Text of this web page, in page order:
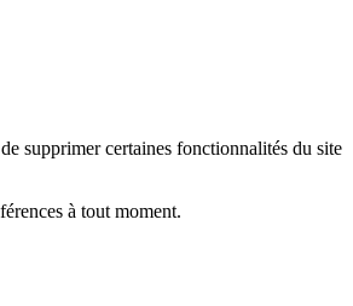
supprimer certaines fonctionnalités du site
à tout moment.